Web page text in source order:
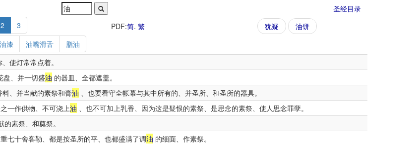
圣经目录
2 3 PDF:简. 繁 犹疑
油饼
油漆 油嘴滑舌
脂油
使灯常常点着。
盘、并一切盛油 的器皿、全都遮盖。
料、并当献的素祭和膏油 、也要看守全帐幕与其中所有的、并圣所、和圣所的器具。
一作供物、不可浇上油 、也不可加上乳香、因为这是疑恨的素祭、是思念的素祭、使人思念罪孽。
素祭、和奠祭。
七十舍客勒、都是按圣所的平、也都盛满了调油 的细面、作素祭。